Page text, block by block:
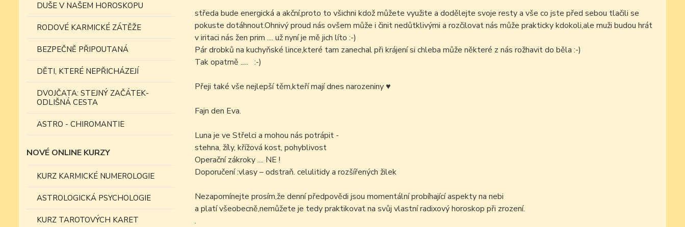
DUŠE V NAŠEM HOROSKOPU
RODOVÉ KARMICKÉ ZÁTĚŽE
BEZPEČNĚ PŘIPOUTANÁ
DĚTI, KTERÉ NEPŘICHÁZEJÍ
DVOJČATA: STEJNÝ ZAČÁTEK-
ODLIŠNÁ CESTA
ASTRO - CHIROMANTIE
NOVÉ ONLINE KURZY
KURZ KARMICKÉ NUMEROLOGIE
ASTROLOGICKÁ PSYCHOLOGIE
KURZ TAROTOVÝCH KARET
středa bude energická a akční,proto to všichni kdož můžete využite a dodělejte svoje resty a vše co jste před sebou tlačili se
pokuste dotáhnout.Ohnivý proud nás ovšem může i činit nedůtklivými a rozčilovat nás může prakticky kdokoli,ale muži budou hrát
v iritaci nás žen prim .... už nyní je mě jich líto :-)
Pár drobků na kuchyňské lince,které tam zanechal při krájení si chleba může některé z nás rožhavit do běla :-)
Tak opatrně ..... :-)
Přeji také vše nejlepší těm,kteří mají dnes narozeniny♥
Fajn den Eva.
Luna je ve Střelci a mohou nás potrápit -
stehna, žíly, křížová kost, pohyblivost
Operační zákroky .... NE !
Doporučení :vlasy – odstraň. celulitidy a rozšířených žilek
Nezapomínejte prosím,že denní předpovědi jsou momentální probíhající aspekty na nebi
a platí všeobecně,nemůžete je tedy praktikovat na svůj vlastní radixový horoskop při zrození.
.